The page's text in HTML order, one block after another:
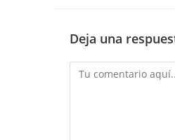
Deja una
Comentario